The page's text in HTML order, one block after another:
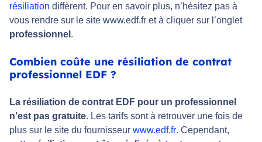
résiliation diffèrent. Pour en savoir plus, n’hésitez pas à
vous rendre sur le site www.edf.fr et à cliquer sur l’onglet
professionnel .
Combien coûte une résiliation de contrat
professionnel EDF ?
La résiliation de contrat EDF pour un professionnel
n’est pas gratuite. Les tarifs sont à retrouver une fois de
plus sur le site du fournisseur www.edf.fr. Cependant,